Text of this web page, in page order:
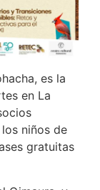
es la
en La
niños de
gratuitas